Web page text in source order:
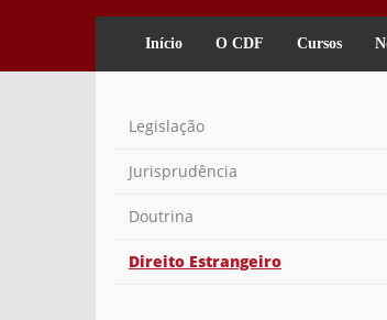
Início O CDF Cursos
Legislação
Jurisprudência
Doutrina
Direito Estrangeiro